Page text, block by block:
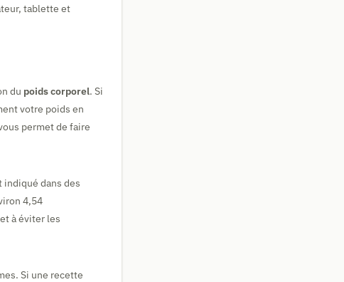
tablette et
du poids corporel. Si
votre poids en
permet de faire
indiqué dans des
4,54
à éviter les
Si une recette